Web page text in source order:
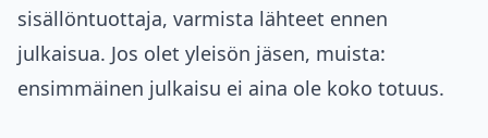
sisällöntuottaja, varmista lähteet ennen
julkaisua. Jos olet yleisön jäsen, muista:
ensimmäinen julkaisu ei aina ole koko totuus.